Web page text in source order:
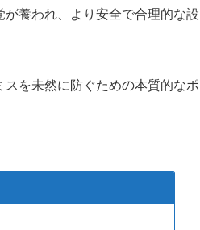
養われ、より安全で合理的な設
を未然に防ぐための本質的なポ